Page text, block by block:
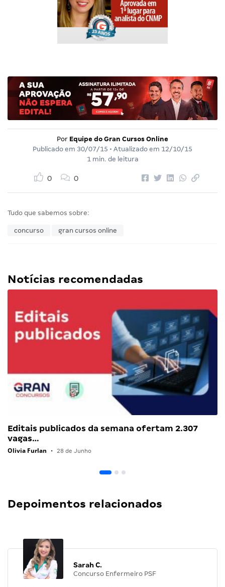
Por Equipe do Gran Cursos Online
Publicado em 30/07/15 • Atualizado em 12/10/15
1 min. de leitura
0 0
Tudo que sabemos sobre:
concurso gran cursos online
Notícias recomendadas
Editais publicados da semana ofertam 2.307
vagas…
Olivia Furlan • 28 de Junho
Depoimentos relacionados
Sarah C.
Concurso Enfermeiro PSF